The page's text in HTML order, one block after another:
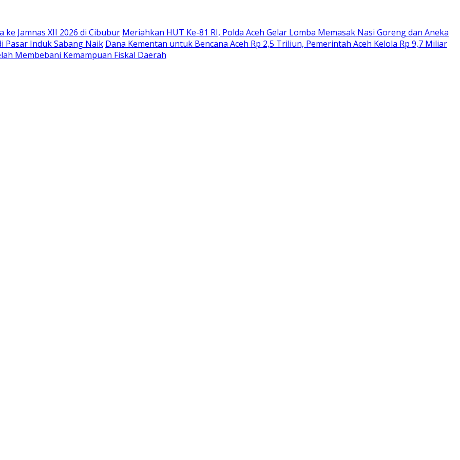
ke Jamnas XII 2026 di Cibubur Meriahkan HUT Ke-81 RI, Polda Aceh Gelar Lomba Memasak Nasi Goreng dan Aneka
Pasar Induk Sabang Naik Dana Kementan untuk Bencana Aceh Rp 2,5 Triliun, Pemerintah Aceh Kelola Rp 9,7 Miliar
Membebani Kemampuan Fiskal Daerah